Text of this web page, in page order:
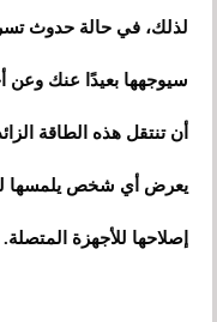
لذلك، في حالة حدوث
سيوجهها بعيدًا عنك وعن
أن تنتقل هذه الطاقة
يعرض أي شخص يلمسها
إصلاحها للأجهزة المتصلة.